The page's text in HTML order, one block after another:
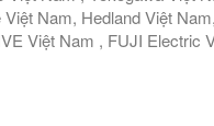
Nam, Hedland Việt
Việt Nam , FUJI Electric